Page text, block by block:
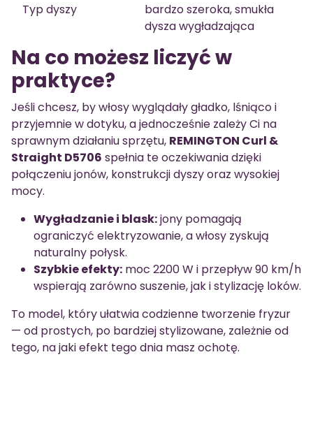
Typ dyszy
bardzo szeroka, smukła
dysza wygładzająca
Na co możesz liczyć w
praktyce?
Jeśli chcesz, by włosy wyglądały gładko, lśniąco i
przyjemnie w dotyku, a jednocześnie zależy Ci na
sprawnym działaniu sprzętu, REMINGTON Curl &
Straight D5706 spełnia te oczekiwania dzięki
połączeniu jonów, konstrukcji dyszy oraz wysokiej
mocy.
Wygładzanie i blask:jony pomagają
ograniczyć elektryzowanie, a włosy zyskują
naturalny połysk.
Szybkie efekty: moc 2200 W i przepływ 90 km/h
wspierają zarówno suszenie, jak i stylizację loków.
To model, który ułatwia codzienne tworzenie fryzur
— od prostych, po bardziej stylizowane, zależnie od
tego, na jaki efekt tego dnia masz ochotę.